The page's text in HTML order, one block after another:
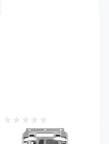
Снят с производства